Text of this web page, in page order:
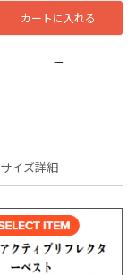
カートに入れる
—
サイズ詳細